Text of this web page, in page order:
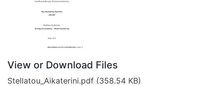
View or Download Files
Stellatou_Aikaterini.pdf (358.54 KB)